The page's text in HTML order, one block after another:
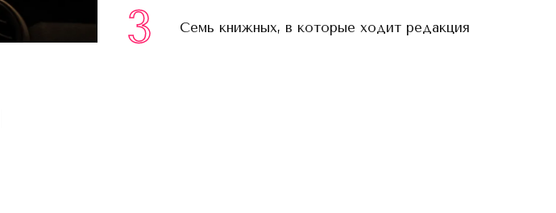
3 Семь книжных, в которые ходит редакция